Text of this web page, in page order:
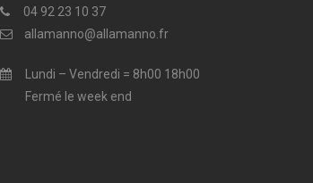
04 92 23 10 37
allamanno@allamanno.fr
Lundi – Vendredi = 8h00 18h00
Fermé le week end